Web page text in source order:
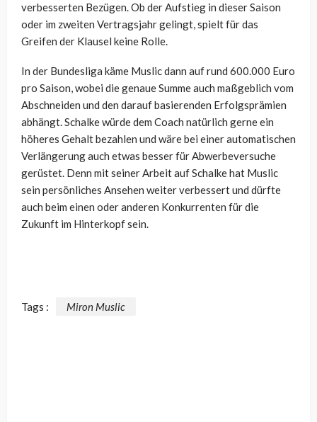
verbesserten Bezügen. Ob der Aufstieg in dieser Saison
oder im zweiten Vertragsjahr gelingt, spielt für das
Greifen der Klausel keine Rolle.
In der Bundesliga käme Muslic dann auf rund 600.000 Euro
pro Saison, wobei die genaue Summe auch maßgeblich vom
Abschneiden und den darauf basierenden Erfolgsprämien
abhängt. Schalke würde dem Coach natürlich gerne ein
höheres Gehalt bezahlen und wäre bei einer automatischen
Verlängerung auch etwas besser für Abwerbeversuche
gerüstet. Denn mit seiner Arbeit auf Schalke hat Muslic
sein persönliches Ansehen weiter verbessert und dürfte
auch beim einen oder anderen Konkurrenten für die
Zukunft im Hinterkopf sein.
Tags : Miron Muslic